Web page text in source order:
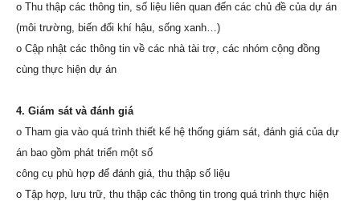
o Thu thập các thông tin, số liệu liên quan đến các chủ đề của dự án
(môi trường, biến đổi khí hậu, sống xanh…)
o Cập nhật các thông tin về các nhà tài trợ, các nhóm cộng đồng
cùng thực hiện dự án
4. Giám sát và đánh giá
o Tham gia vào quá trình thiết kế hệ thống giám sát, đánh giá của dự
án bao gồm phát triển một số
công cụ phù hợp để đánh giá, thu thập số liệu
o Tập hợp, lưu trữ, thu thập các thông tin trong quá trình thực hiện